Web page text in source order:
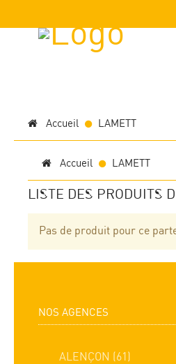
Accueil LAMETT
Accueil LAMETT
LISTE DES PRODUITS
Pas de produit pour ce
NOS AGENCES
ALENÇON (61)